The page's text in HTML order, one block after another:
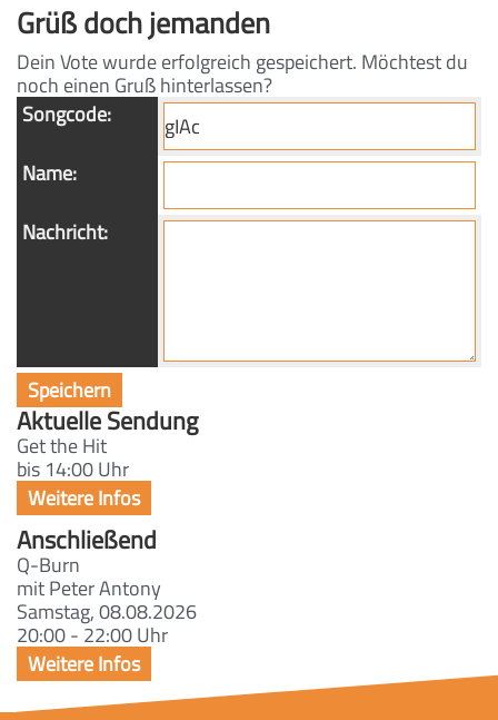
Grüß doch jemanden
Dein Vote wurde erfolgreich gespeichert. Möchtest du
noch einen Gruß hinterlassen?
Songcode:
Name:
Nachricht:
Aktuelle Sendung
Get the Hit
bis 14:00 Uhr
Anschließend
Q-Burn
mit Peter Antony
Samstag, 08.08.2026
20:00 - 22:00 Uhr